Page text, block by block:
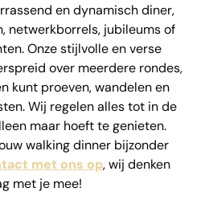
en dynamisch diner,
netwerkborrels, jubileums of
Onze stijlvolle en verse
over meerdere rondes,
kunt proeven, wandelen en
Wij regelen alles tot in de
maar hoeft te genieten.
walking dinner bijzonder
met ons op, wij denken
met je mee!